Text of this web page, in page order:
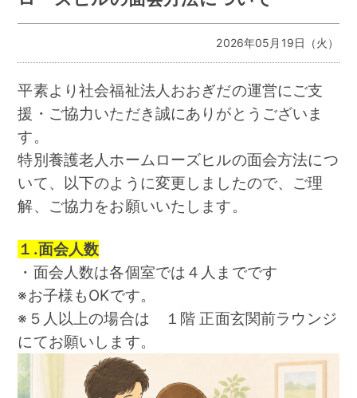
2026年05月19日（火）
平素より社会福祉法人おおぎだの運営にご支
援・ご協力いただき誠にありがとうございま
す。
特別養護老人ホームローズヒルの面会方法につ
いて、以下のように変更しましたので、ご理
解、ご協力をお願いいたします。
１.面会人数
・面会人数は各個室では４人までです
※お子様もOKです。
※５人以上の場合は １階 正面玄関前ラウンジ
にてお願いします。